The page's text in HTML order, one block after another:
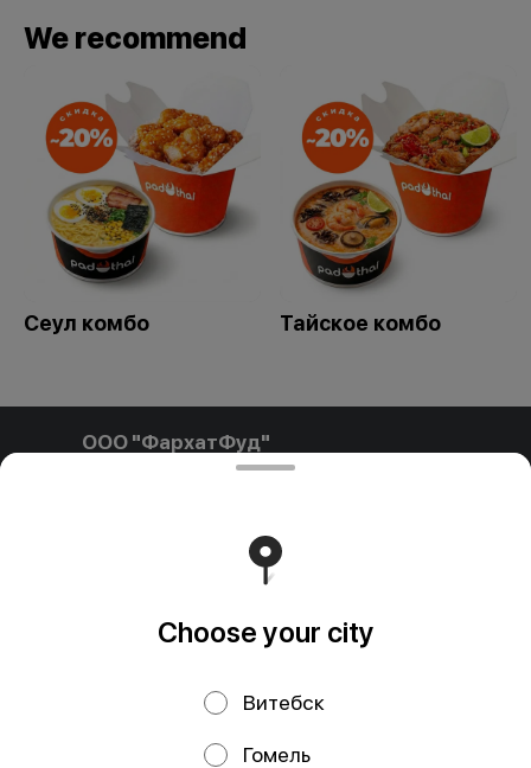
We recommend
Сеул комбо Тайское комбо
ООО "ФархатФуд"
ООО"ФархатФуд" Свидетельство о государственной
Калиновского, д.32, каб. 11/15 farhatfud@gmail.com
Foodpicásso
Политика конфиденциальности
Choose your city
Витебск
Гомель